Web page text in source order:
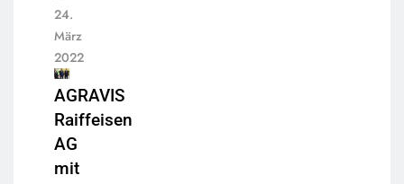
24.
März
2022
AGRAVIS
Raiffeisen
AG
mit